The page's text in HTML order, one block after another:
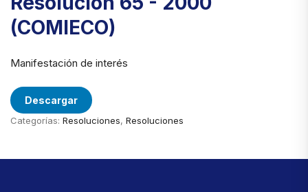
(COMIECO)
Manifestación de interés
Descargar
Categorías: Resoluciones, Resoluciones